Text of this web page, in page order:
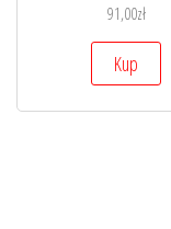
91,00zł
Kup